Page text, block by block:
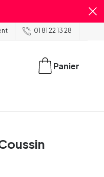
01 81 22 13 28
Panier